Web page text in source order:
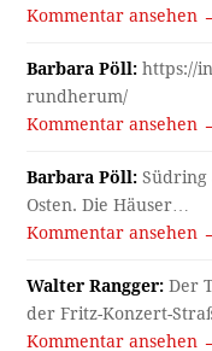
Kommentar ansehen
Barbara Pöll: https://
rundherum/
Kommentar ansehen
Barbara Pöll: Südring
Osten. Die Häuser…
Kommentar ansehen
Walter Rangger: Der
der Fritz-Konzert-
Kommentar ansehen